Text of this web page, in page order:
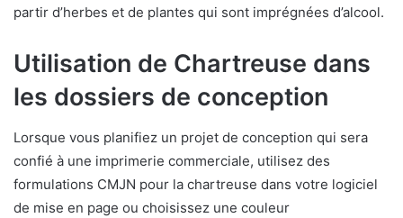
partir d’herbes et de plantes qui sont imprégnées d’alcool.
Utilisation de Chartreuse dans
les dossiers de conception
Lorsque vous planifiez un projet de conception qui sera
confié à une imprimerie commerciale, utilisez des
formulations CMJN pour la chartreuse dans votre logiciel
de mise en page ou choisissez une couleur